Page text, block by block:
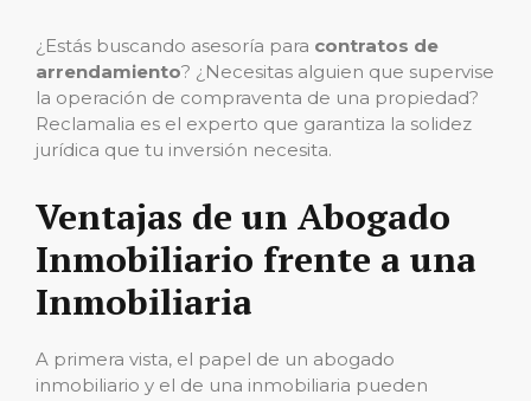
¿Estás buscando asesoría para contratos de
arrendamiento? ¿Necesitas alguien que supervise
la operación de compraventa de una propiedad?
Reclamalia es el experto que garantiza la solidez
jurídica que tu inversión necesita.
Ventajas de un Abogado
Inmobiliario frente a una
Inmobiliaria
A primera vista, el papel de un abogado
inmobiliario y el de una inmobiliaria pueden